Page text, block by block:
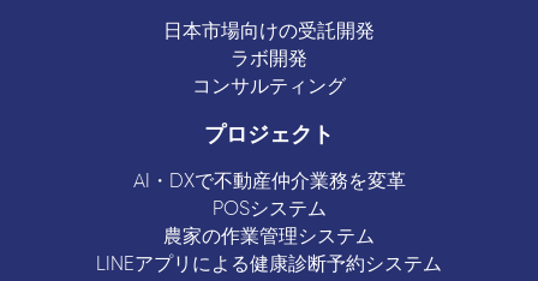
日本市場向けの受託開発
ラボ開発
コンサルティング
プロジェクト
AI・DXで不動産仲介業務を変革
POSシステム
農家の作業管理システム
LINEアプリによる健康診断予約システム